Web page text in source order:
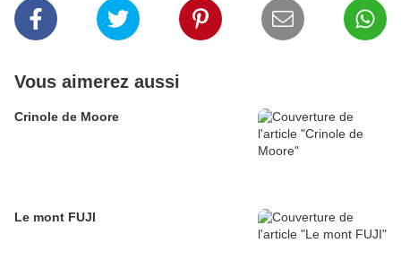
Vous aimerez aussi
Crinole de Moore
Le mont FUJI